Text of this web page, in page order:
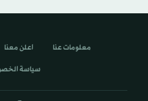
معلومات عنا اعلن معنا
سياسة